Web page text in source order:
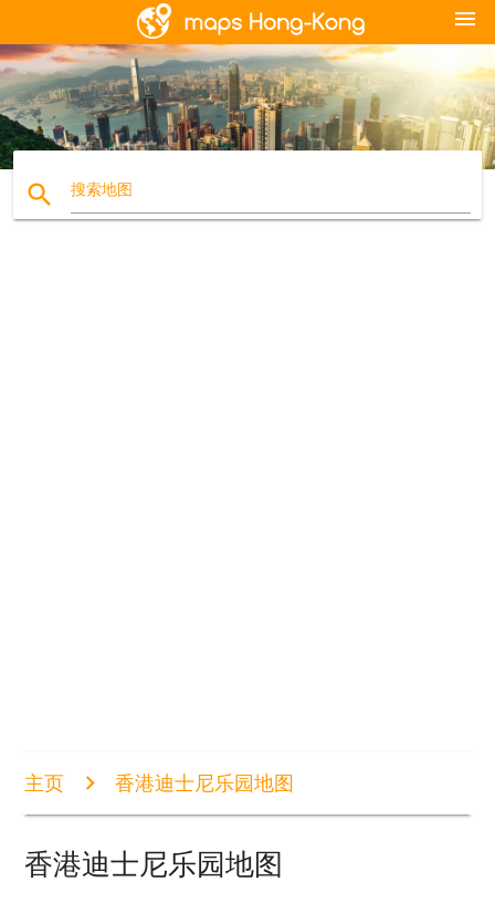
menu
search 搜索地图
主页 香港迪士尼乐园地图
香港迪士尼乐园地图